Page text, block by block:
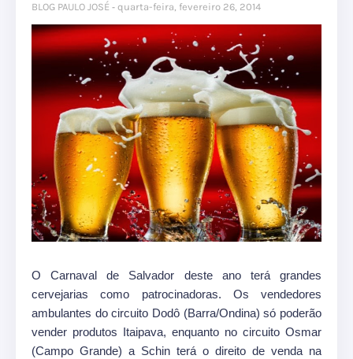
BLOG PAULO JOSÉ quarta-feira, fevereiro 26, 2014
O Carnaval de Salvador deste ano terá grandes
cervejarias como patrocinadoras. Os vendedores
ambulantes do circuito Dodô (Barra/Ondina) só poderão
vender produtos Itaipava, enquanto no circuito Osmar
(Campo Grande) a Schin terá o direito de venda na